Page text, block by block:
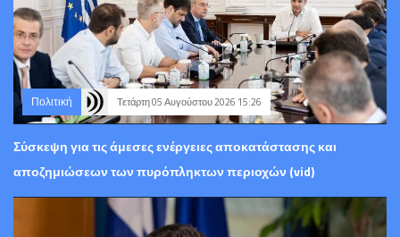
Πολιτική Τετάρτη 05 Αυγούστου 2026 15:26
Σύσκεψη για τις άμεσες ενέργειες αποκατάστασης και
αποζημιώσεων των πυρόπληκτων περιοχών (vid)